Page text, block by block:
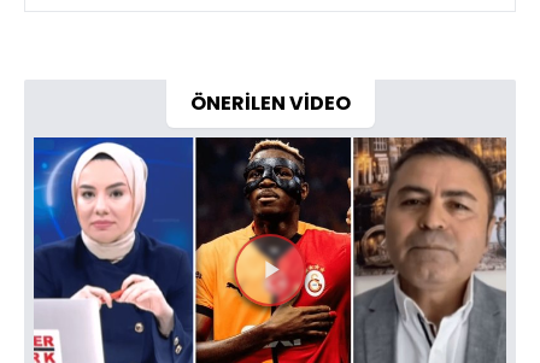
ÖNERİLEN VİDEO
Videoyu
Oynat